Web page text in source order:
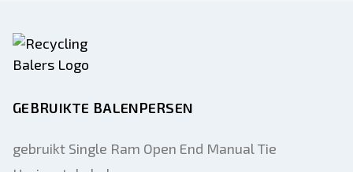
GEBRUIKTE BALENPERSEN
gebruikt Single Ram Open End Manual Tie